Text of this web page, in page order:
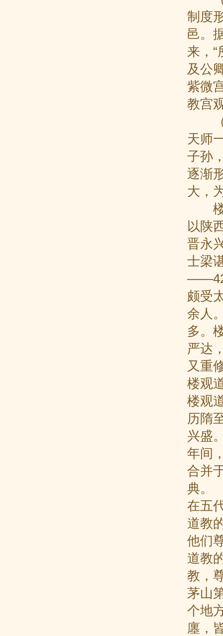
制度
邑。
来，
及公
紫微
教宫
（6
天师
子孙
逐渐
大，
楼
以陕
晋永
士梁
颇受
余人
多。
严达
又重
楼观
楼观
历隋
兴盛
年间
合并
典。
在五
道教
他们
道教
教，
茅山
个地
廛，